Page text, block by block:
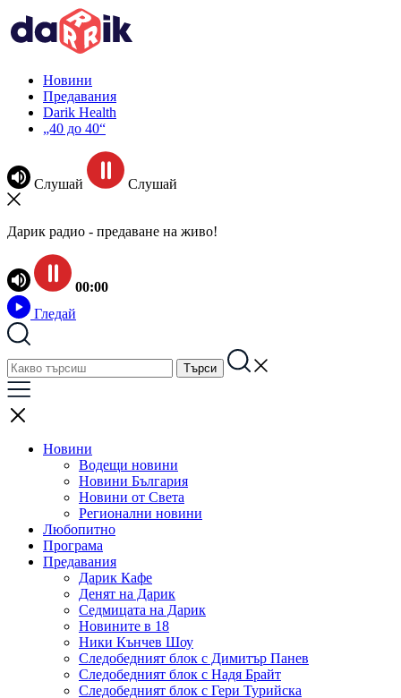
Новини
Предавания
Darik Health
„40 до 40“
Слушай Слушай
Дарик радио - предаване на живо!
00:00
Гледай
Новини
Водещи новини
Новини България
Новини от Света
Регионални новини
Любопитно
Програма
Предавания
Дарик Кафе
Денят на Дарик
Седмицата на Дарик
Новините в 18
Ники Кънчев Шоу
Следобедният блок с Димитър Панев
Следобедният блок с Надя Брайт
Следобедният блок с Гери Турийска